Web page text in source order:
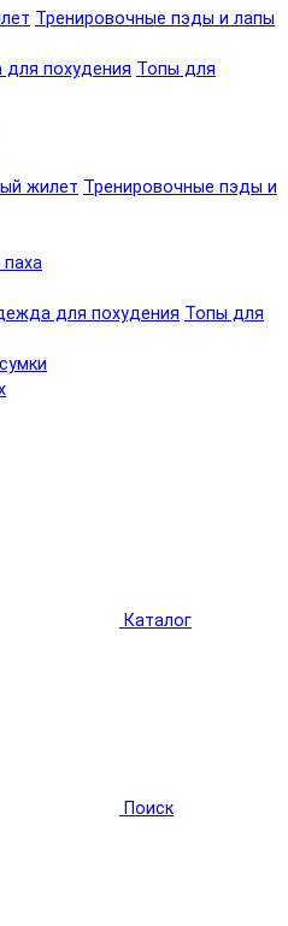
Тренировочные пэды и лапы
похудения Топы для
жилет Тренировочные пэды и
для похудения Топы для
Каталог
Поиск